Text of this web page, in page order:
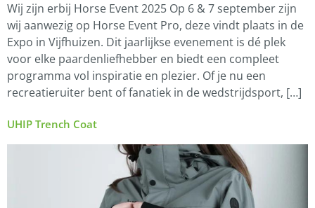
Wij zijn erbij Horse Event 2025 Op 6 & 7 september zijn
wij aanwezig op Horse Event Pro, deze vindt plaats in de
Expo in Vijfhuizen. Dit jaarlijkse evenement is dé plek
voor elke paardenliefhebber en biedt een compleet
programma vol inspiratie en plezier. Of je nu een
recreatieruiter bent of fanatiek in de wedstrijdsport, […]
UHIP Trench Coat